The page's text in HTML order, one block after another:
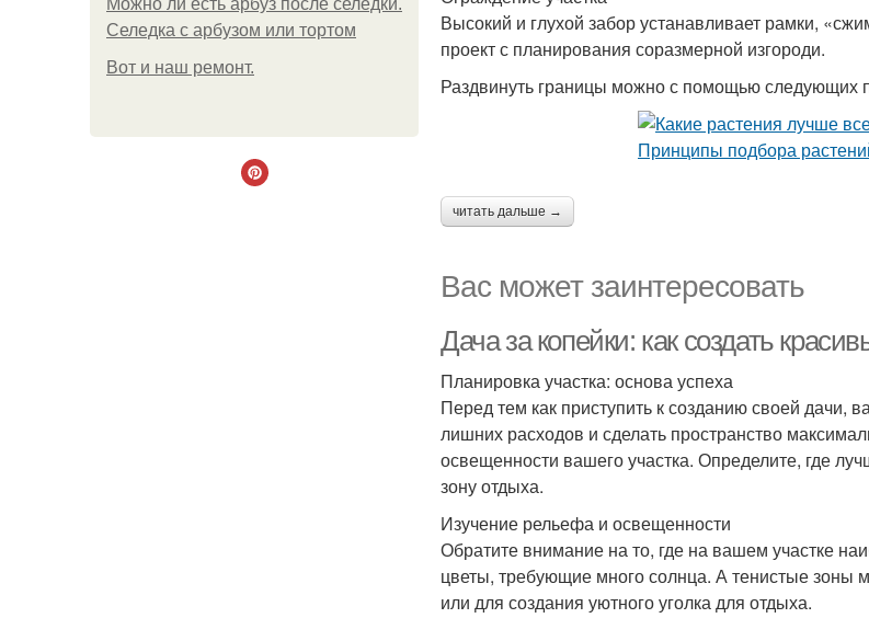
Можно ли есть арбуз после селедки.
Селедка с арбузом или тортом
Boт и наш ремoнт.
Высокий и глухой забор устанавливает рамки,
проект с планирования соразмерной изгороди.
Раздвинуть границы можно с помощью следующих
читать дальше →
Вас может заинтересовать
Дача за копейки: как создать
Планировка участка: основа успеха
Перед тем как приступить к созданию своей дачи,
лишних расходов и сделать пространство
освещенности вашего участка. Определите, где
зону отдыха.
Изучение рельефа и освещенности
Обратите внимание на то, где на вашем участке
цветы, требующие много солнца. А тенистые зоны
или для создания уютного уголка для отдыха.